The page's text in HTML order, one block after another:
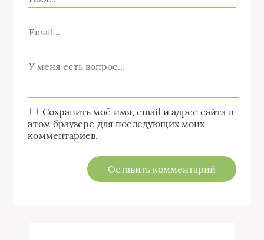
Сохранить моё имя, email и адрес сайта в
этом браузере для последующих моих
комментариев.